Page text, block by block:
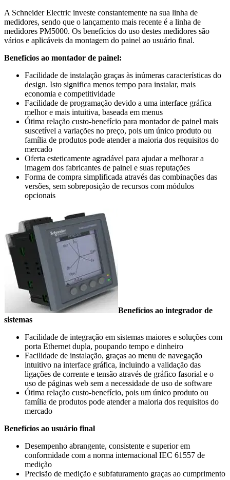
A Schneider Electric investe constantemente na sua linha de
medidores, sendo que o lançamento mais recente é a linha de
medidores PM5000. Os benefícios do uso destes medidores são
vários e aplicáveis da montagem do painel ao usuário final.
Benefícios ao montador de painel:
Facilidade de instalação graças às inúmeras características do
design. Isto significa menos tempo para instalar, mais
economia e competitividade
Facilidade de programação devido a uma interface gráfica
melhor e mais intuitiva, baseada em menus
Ótima relação custo-benefício para montador de painel mais
suscetível a variações no preço, pois um único produto ou
família de produtos pode atender a maioria dos requisitos do
mercado
Oferta esteticamente agradável para ajudar a melhorar a
imagem dos fabricantes de painel e suas reputações
Forma de compra simplificada através das combinações das
versões, sem sobreposição de recursos com módulos
opcionais
Benefícios ao integrador de
sistemas
Facilidade de integração em sistemas maiores e soluções com
porta Ethernet dupla, poupando tempo e dinheiro
Facilidade de instalação, graças ao menu de navegação
intuitivo na interface gráfica, incluindo a validação das
ligações de corrente e tensão através de gráfico fasorial e o
uso de páginas web sem a necessidade de uso de software
Ótima relação custo-benefício, pois um único produto ou
família de produtos pode atender a maioria dos requisitos do
mercado
Benefícios ao usuário final
Desempenho abrangente, consistente e superior em
conformidade com a norma internacional IEC 61557 de
medição
Precisão de medição e subfaturamento graças ao cumprimento